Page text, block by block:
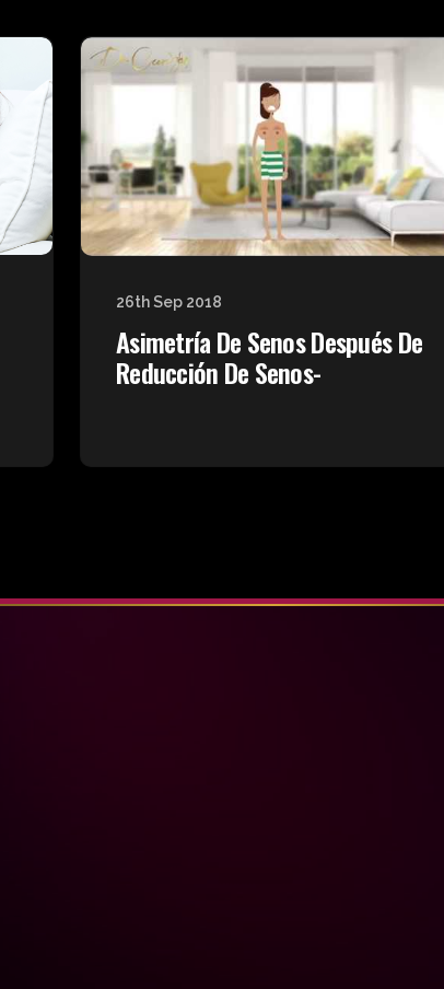
26th Sep 2018
Asimetría De Senos Después De
Reducción De Senos-